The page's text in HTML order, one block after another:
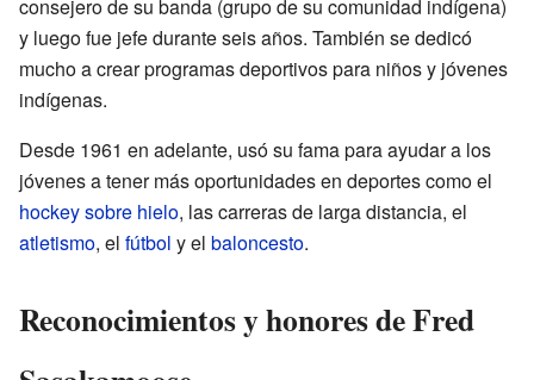
consejero de su banda (grupo de su comunidad indígena)
y luego fue jefe durante seis años. También se dedicó
mucho a crear programas deportivos para niños y jóvenes
indígenas.
Desde 1961 en adelante, usó su fama para ayudar a los
jóvenes a tener más oportunidades en deportes como el
hockey sobre hielo, las carreras de larga distancia, el
atletismo, el fútbol y el baloncesto.
Reconocimientos y honores de Fred